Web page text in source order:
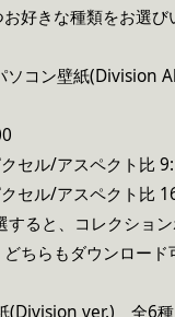
好きな種類をお選び
ソコン壁紙(Division
セル/アスペクト比
セル/アスペクト比
ると、コレクショ
ちらもダウンロード
(Division ver.) 全6種